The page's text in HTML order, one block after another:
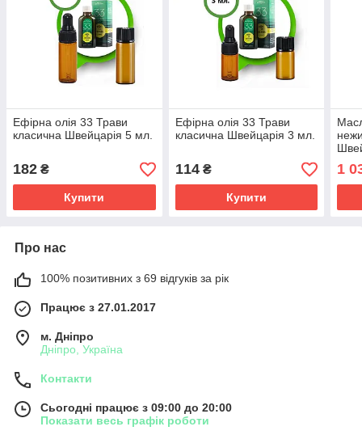
Ефірна олія 33 Трави
класична Швейцарія 5 мл.
182 ₴
Купити
Ефірна олія 33 Трави
класична Швейцарія 3 мл.
114₴
Купити
1
Про нас
100% позитивних з 69 відгуків за рік
Працює з 27.01.2017
м. Дніпро
Дніпро, Україна
Контакти
Сьогодні працює з 09:00 до 20:00
Показати весь графік роботи